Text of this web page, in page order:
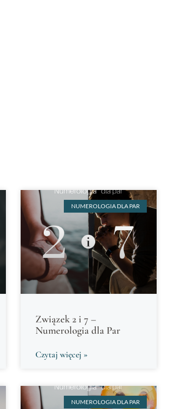
NUMEROLOGIA DLA PAR
Związek 2 i 7 –
Numerologia dla Par
Czytaj więcej »
NUMEROLOGIA DLA PAR